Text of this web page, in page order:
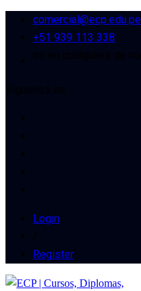
comercial@ecp.edu.pe
+51 939 113 338
Login
Register